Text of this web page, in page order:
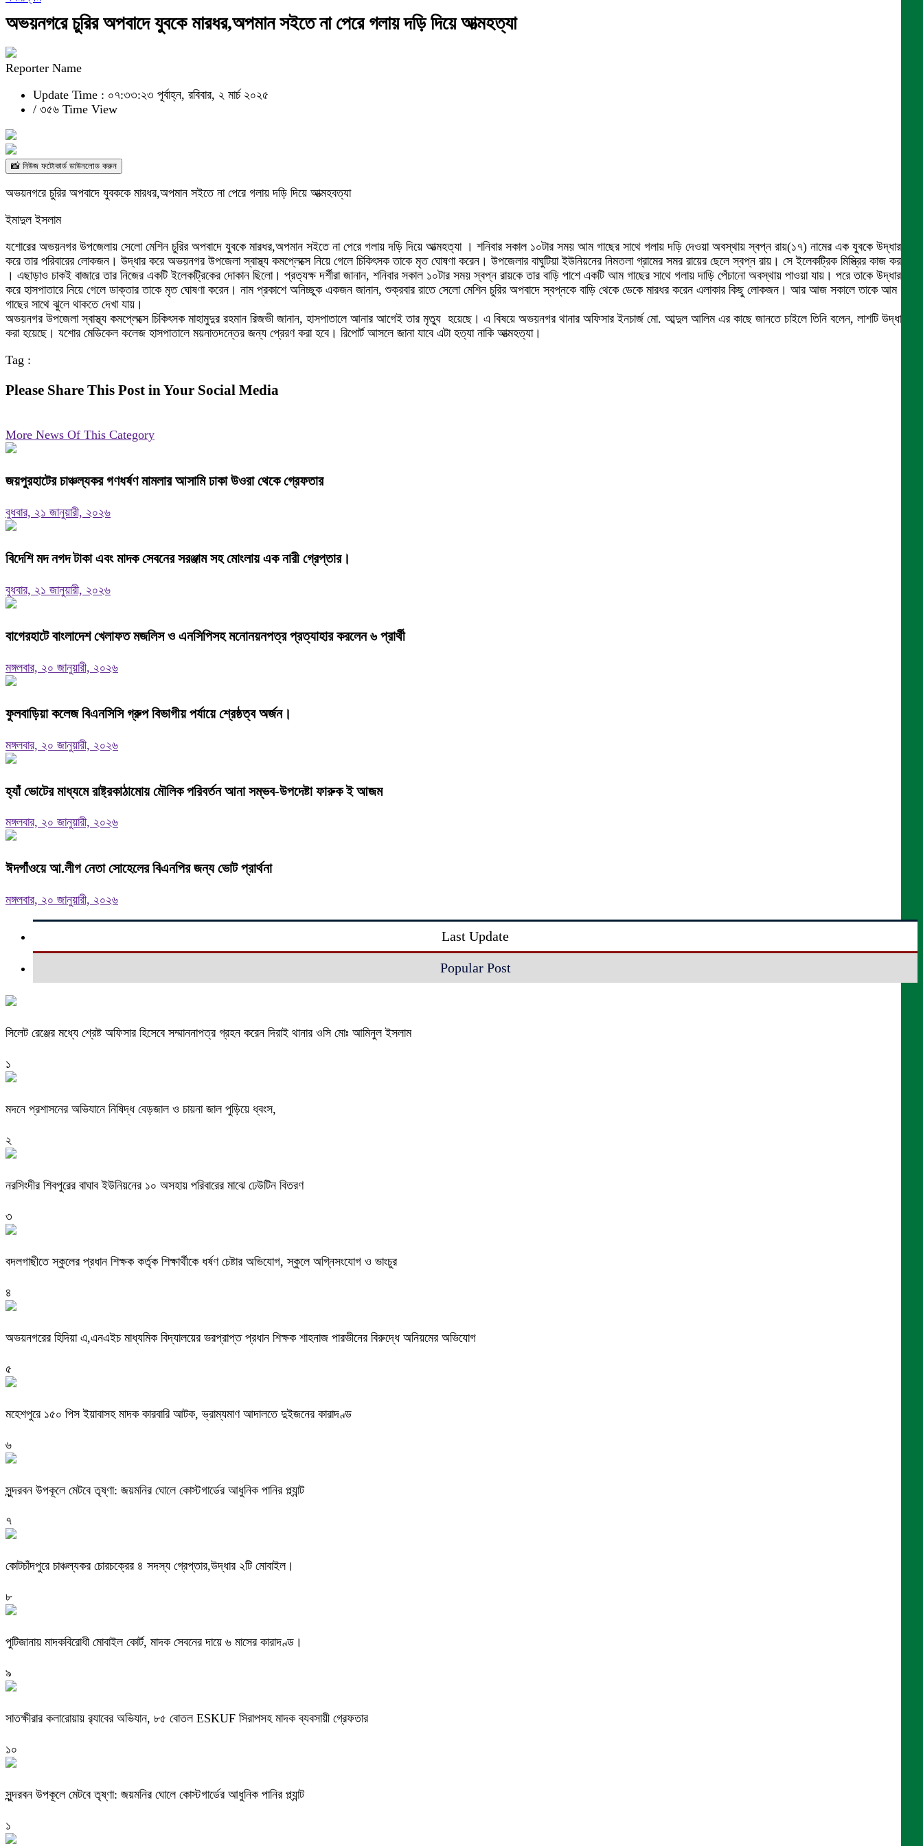
অভয়নগরে চুরির অপবাদে যুবকে মারধর,অপমান সইতে না পেরে গলায় দড়ি দিয়ে আত্মহত্যা
Reporter Name
Update Time : ০৭:৩৩:২৩ পূর্বাহ্ন, রবিবার, ২ মার্চ ২০২৫
/ ৩৫৬ Time View
📸 নিউজ ফটোকার্ড ডাউনলোড করুন
অভয়নগরে চুরির অপবাদে যুবককে মারধর,অপমান সইতে না পেরে গলায় দড়ি দিয়ে আত্মহবত্যা
ইমাদুল ইসলাম
যশোরের অভয়নগর উপজেলায় সেলো মেশিন চুরির অপবাদে যুবকে মারধর,অপমান সইতে না পেরে গলায় দড়ি দিয়ে আত্মহত্যা । শনিবার সকাল ১০টার সময় আম গাছের সাথে গলায় দড়ি দেওয়া অবস্থায় স্বপ্ন রায়(১৭) নামের এক যুবকে উদ্ধার
করে তার পরিবারের লোকজন। উদ্ধার করে অভয়নগর উপজেলা স্বাস্থ্য কমপ্লেক্সে নিয়ে গেলে চিকিৎসক তাকে মৃত ঘোষণা করেন। উপজেলার বাঘুটিয়া ইউনিয়নের নিমতলা গ্রামের সমর রায়ের ছেলে স্বপ্ন রায়। সে ইলেকট্রিক মিস্ত্রির কাজ করতেন
। এছাড়াও চাকই বাজারে তার নিজের একটি ইলেকট্রিকের দোকান ছিলো। প্রত্যক্ষ দর্শীরা জানান, শনিবার সকাল ১০টার সময় স্বপ্ন রায়কে তার বাড়ি পাশে একটি আম গাছের সাথে গলায় দাড়ি পেঁচানো অবস্থায় পাওয়া যায়। পরে তাকে উদ্ধার
করে হাসপাতারে নিয়ে গেলে ডাক্তার তাকে মৃত ঘোষণা করেন। নাম প্রকাশে অনিচ্ছুক একজন জানান, শুক্রবার রাতে সেলো মেশিন চুরির অপবাদে স্বপ্নকে বাড়ি থেকে ডেকে মারধর করেন এলাকার কিছু লোকজন। আর আজ সকালে তাকে আম
গাছের সাথে ঝুলে থাকতে দেখা যায়।
অভয়নগর উপজেলা স্বাস্থ্য কমপ্লেক্সে চিকিৎসক মাহামুদুর রহমান রিজভী জানান, হাসপাতালে আনার আগেই তার মৃত্যু হয়েছে। এ বিষয়ে অভয়নগর থানার অফিসার ইনচার্জ মো. আব্দুল আলিম এর কাছে জানতে চাইলে তিনি বলেন, লাশটি উদ্ধার
করা হয়েছে। যশোর মেডিকেল কলেজ হাসপাতালে ময়নাতদন্তের জন্য প্রেরণ করা হবে। রিপোর্ট আসলে জানা যাবে এটা হত্যা নাকি আত্মহত্যা।
Tag :
Please Share This Post in Your Social Media
More News Of This Category
জয়পুরহাটের চাঞ্চল্যকর গণধর্ষণ মামলার আসামি ঢাকা উওরা থেকে গ্রেফতার
বুধবার, ২১ জানুয়ারী, ২০২৬
বিদেশি মদ নগদ টাকা এবং মাদক সেবনের সরঞ্জাম সহ মোংলায় এক নারী গ্রেপ্তার।
বুধবার, ২১ জানুয়ারী, ২০২৬
বাগেরহাটে বাংলাদেশ খেলাফত মজলিস ও এনসিপিসহ মনোনয়নপত্র প্রত্যাহার করলেন ৬ প্রার্থী
মঙ্গলবার, ২০ জানুয়ারী, ২০২৬
ফুলবাড়িয়া কলেজ বিএনসিসি গ্রুপ বিভাগীয় পর্যায়ে শ্রেষ্ঠত্ব অর্জন।
মঙ্গলবার, ২০ জানুয়ারী, ২০২৬
হ্যাঁ ভোটের মাধ্যমে রাষ্ট্রকাঠামোয় মৌলিক পরিবর্তন আনা সম্ভব-উপদেষ্টা ফারুক ই আজম
মঙ্গলবার, ২০ জানুয়ারী, ২০২৬
ঈদগাঁওয়ে আ.লীগ নেতা সোহেলের বিএনপির জন্য ভোট প্রার্থনা
মঙ্গলবার, ২০ জানুয়ারী, ২০২৬
Last Update
Popular Post
সিলেট রেঞ্জের মধ্যে শ্রেষ্ট অফিসার হিসেবে সম্মাননাপত্র গ্রহন করেন দিরাই থানার ওসি মোঃ আমিনুল ইসলাম
১
মদনে প্রশাসনের অভিযানে নিষিদ্ধ বেড়জাল ও চায়না জাল পুড়িয়ে ধ্বংস,
২
নরসিংদীর শিবপুরের বাঘাব ইউনিয়নের ১০ অসহায় পরিবারের মাঝে ঢেউটিন বিতরণ
৩
বদলগাছীতে স্কুলের প্রধান শিক্ষক কর্তৃক শিক্ষার্থীকে ধর্ষণ চেষ্টার অভিযোগ, স্কুলে অগ্নিসংযোগ ও ভাংচুর
৪
অভয়নগরের হিদিয়া এ,এনএইচ মাধ্যমিক বিদ্যালয়ের ভরপ্রাপ্ত প্রধান শিক্ষক শাহনাজ পারভীনের বিরুদ্ধে অনিয়মের অভিযোগ
৫
মহেশপুরে ১৫০ পিস ইয়াবাসহ মাদক কারবারি আটক, ভ্রাম্যমাণ আদালতে দুইজনের কারাদণ্ড
৬
সুন্দরবন উপকূলে মেটবে তৃষ্ণা: জয়মনির ঘোলে কোস্টগার্ডের আধুনিক পানির প্ল্যান্ট
৭
কোটচাঁদপুরে চাঞ্চল্যকর চোরচক্রের ৪ সদস্য গ্রেপ্তার,উদ্ধার ২টি মোবাইল।
৮
পুটিজানায় মাদকবিরোধী মোবাইল কোর্ট, মাদক সেবনের দায়ে ৬ মাসের কারাদণ্ড।
৯
সাতক্ষীরার কলারোয়ায় র‍্যাবের অভিযান, ৮৫ বোতল ESKUF সিরাপসহ মাদক ব্যবসায়ী গ্রেফতার
১০
সুন্দরবন উপকূলে মেটবে তৃষ্ণা: জয়মনির ঘোলে কোস্টগার্ডের আধুনিক পানির প্ল্যান্ট
১